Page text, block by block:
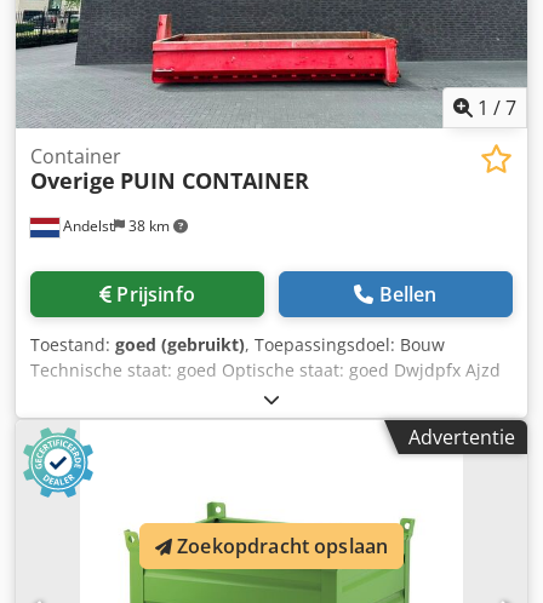
1 /7
Andelst 38 km
Container
Overige PUIN CONTAINER
Prijsinfo Bellen
Toestand: goed (gebruikt), Toepassingsdoel: Bouw
Technische staat: goed Optische staat: goed Dwjdpfx Ajzd
Ddxechea BTW/margeregeling: BTW aftrekbaar
Advertentie
Zoekopdracht opslaan